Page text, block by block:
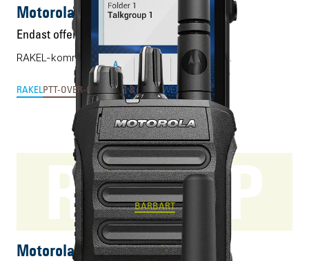
Motorola MXP7000 RAKEL
Endast offert
RAKEL-kommunikation i Android-smartphone.
RAKELPTT-OVER-CELLULAR & MCX SWEN
R7 NKP
BÄRBART
Motorola R7 NKP